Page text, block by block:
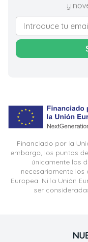
y
Financiado por la
embargo, los puntos
únicamente los
necesariamente los
Europea. Ni la Unión
ser